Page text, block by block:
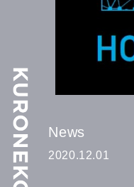
News
2020.12.01